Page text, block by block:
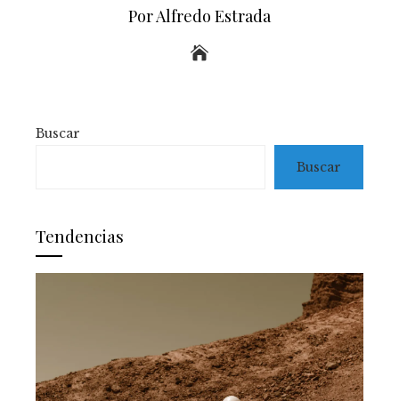
Por Alfredo Estrada
Buscar
Buscar
Tendencias